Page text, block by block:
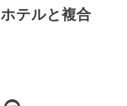
テルと複合